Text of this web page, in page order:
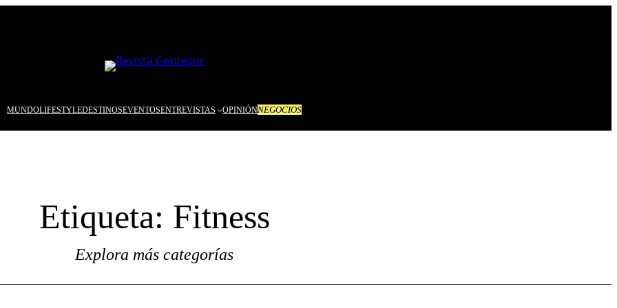
MUNDOLIFESTYLEDESTINOSEVENTOSENTREVISTAS OPINIÓNNEGOCIOS
Etiqueta: Fitness
Explora más categorías